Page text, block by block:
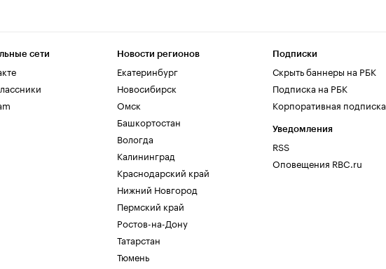
сети Новости регионов
Екатеринбург
Новосибирск
Омск
Башкортостан
Вологда
Калининград
Краснодарский край
Нижний Новгород
Пермский край
Ростов-на-Дону
Татарстан
Тюмень
Подписки
Скрыть баннеры на РБК
Подписка на РБК
Корпоративная подписка
Уведомления
RSS
Оповещения RBC.ru